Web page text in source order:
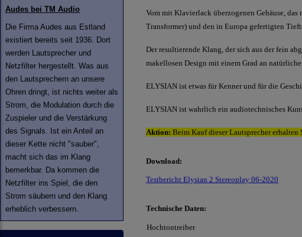
Audes bei TM Audio
Die Firma Audes aus Estland
existiert bereits seit 1936. Dort
werden Lautsprecher und
Netzfilter hergestellt. Was aus
den Lautsprechern an unsere
Ohren dringt, ist nichts weiter als
Strom, die Modulation durch die
Zuspieler und die Verstärkung
des Signals. Ist ein Anteil an
dieser Kette nicht "sauber",
macht sich das im Klang
bemerkbar. Da kommen die
Netzfilter ins Spiel, die den
Strom säubern und den Klang
erheblich verbessern.
Vom mit Klavierlack überzogenen Gehäuse,
Transformer) und den in Europa gefertigten
Der resultierende Klang, der sich aus der fein
makellosen Design mit einem Grad an
ELYSIAN ist etwas für Kenner und für die
ELYSIAN ist wahrlich ein audiotechnisches
Aktion: Beim Kauf dieser Lautsprecher erhalten
Download:
Testbericht Elysian 2 Stereoplay 06-2020
Technische Daten:
Hochtontreiber